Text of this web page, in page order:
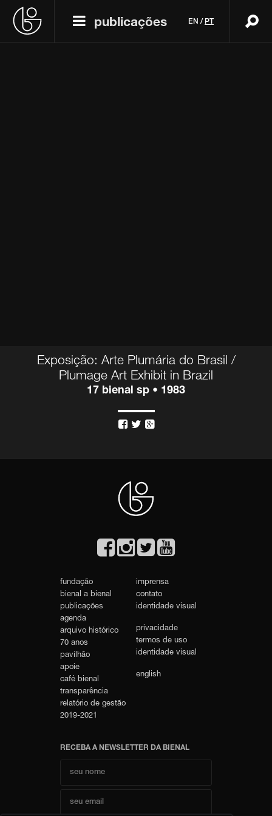
publicações EN / PT
Exposição: Arte Plumária do Brasil /
Plumage Art Exhibit in Brazil
17 bienal sp • 1983
  
fundação
bienal a bienal
publicações
agenda
arquivo histórico
70 anos
pavilhão
apoie
café bienal
transparência
relatório de gestão
2019-2021
imprensa
contato
identidade visual
privacidade
termos de uso
identidade visual
english
RECEBA A NEWSLETTER DA BIENAL